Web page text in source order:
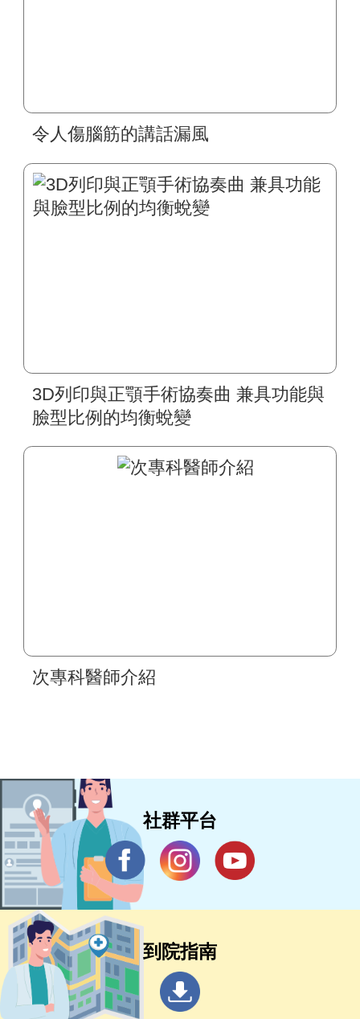
令人傷腦筋的講話漏風
3D列印與正顎手術協奏曲 兼具功能與
臉型比例的均衡蛻變
次專科醫師介紹
社群平台
到院指南